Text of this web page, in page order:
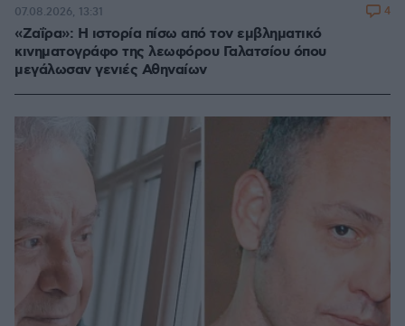
«Ζαΐρα»: Η ιστορία πίσω από τον εμβληματικό
κινηματογράφο της λεωφόρου Γαλατσίου όπου
μεγάλωσαν γενιές Αθηναίων
07.08.2026, 13:31 4